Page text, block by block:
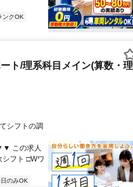
ンクOK
ト/理系科目メイン(算数・理
シフトの調
この求人
フト □Wワ
のみOK